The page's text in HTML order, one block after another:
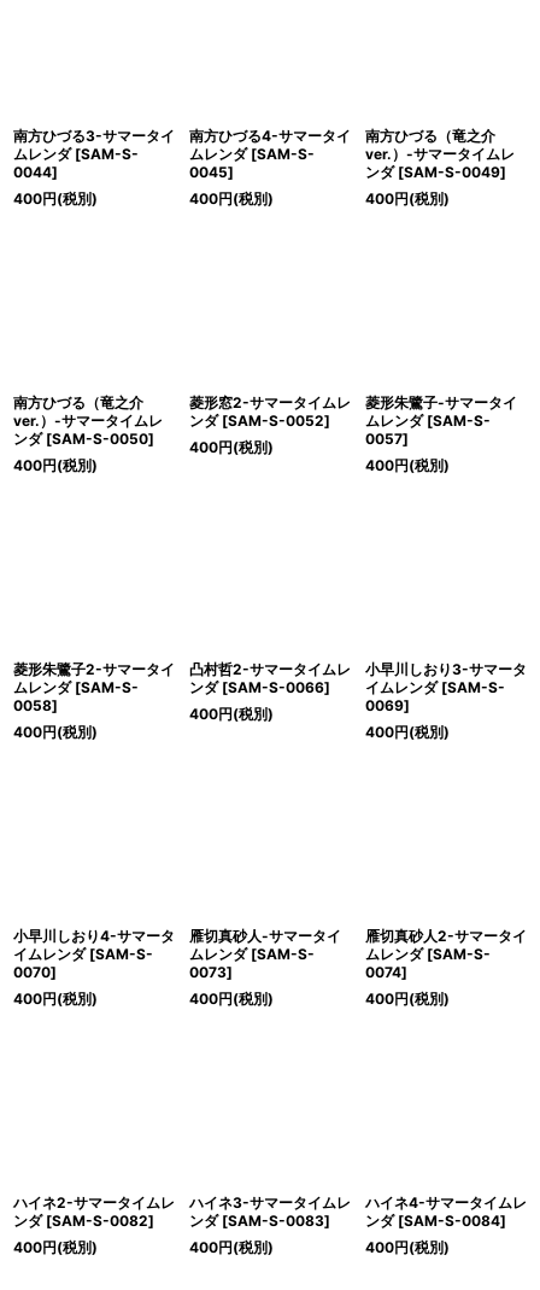
南方ひづる3-サマータイ
ムレンダ [SAM-S-
0044]
400円(税別)
南方ひづる4-サマータイ
ムレンダ [SAM-S-
0045]
400円(税別)
南方ひづる（竜之介
ver.）-サマータイムレ
ンダ [SAM-S-0049]
400円(税別)
南方ひづる（竜之介
ver.）-サマータイムレ
ンダ [SAM-S-0050]
400円(税別)
菱形窓2-サマータイムレ
ンダ [SAM-S-0052]
400円(税別)
菱形朱鷺子-サマータイ
ムレンダ [SAM-S-
0057]
400円(税別)
菱形朱鷺子2-サマータイ
ムレンダ [SAM-S-
0058]
400円(税別)
凸村哲2-サマータイムレ
ンダ [SAM-S-0066]
400円(税別)
小早川しおり3-サマータ
イムレンダ [SAM-S-
0069]
400円(税別)
小早川しおり4-サマータ
イムレンダ [SAM-S-
0070]
400円(税別)
雁切真砂人-サマータイ
ムレンダ [SAM-S-
0073]
400円(税別)
雁切真砂人2-サマータイ
ムレンダ [SAM-S-
0074]
400円(税別)
ハイネ2-サマータイムレ
ンダ [SAM-S-0082]
400円(税別)
ハイネ3-サマータイムレ
ンダ [SAM-S-0083]
400円(税別)
ハイネ4-サマータイムレ
ンダ [SAM-S-0084]
400円(税別)